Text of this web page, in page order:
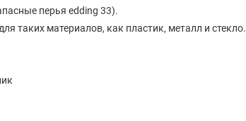
перья edding 33).
таких материалов, как пластик, металл и стекло.